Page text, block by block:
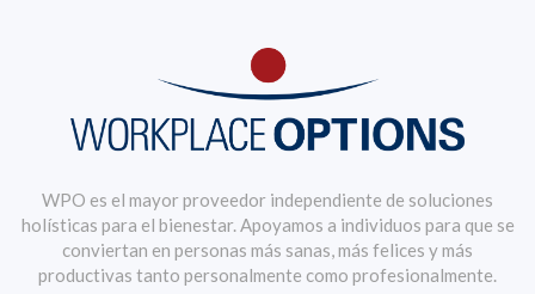
WPO es el mayor proveedor independiente de soluciones
holísticas para el bienestar. Apoyamos a individuos para que se
conviertan en personas más sanas, más felices y más
productivas tanto personalmente como profesionalmente.